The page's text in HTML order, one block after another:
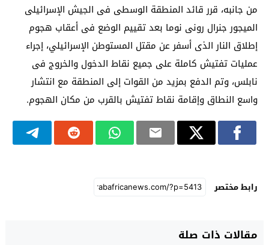
من جانبه، قرر قائد المنطقة الوسطى فى الجيش الإسرائيلى
الميجور جنرال رونى نوما بعد تقييم الوضع فى أعقاب هجوم
إطلاق النار الذى أسفر عن مقتل المستوطن الإسرائيلي، إجراء
عمليات تفتيش كاملة على جميع نقاط الدخول والخروج فى
نابلس، وتم الدفع بمزيد من القوات إلى المنطقة مع انتشار
واسع النطاق وإقامة نقاط تفتيش بالقرب من مكان الهجوم.
رابط مختصر
مقالات ذات صلة